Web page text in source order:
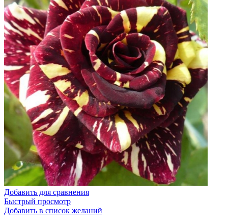
Добавить для сравнения
Быстрый просмотр
Добавить в список желаний